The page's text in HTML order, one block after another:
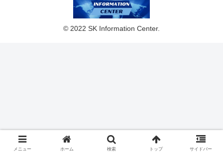
© 2022 SK Information Center.
メニュー ホーム 検索 トップ サイドバー